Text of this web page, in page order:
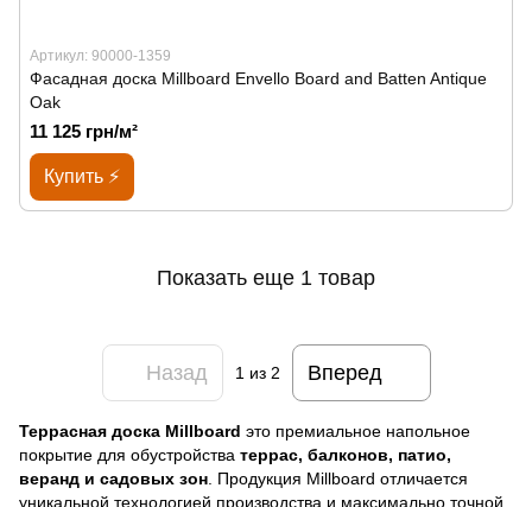
Артикул: 90000-1359
Фасадная доска Millboard Envello Board and Batten Antique
Oak
11 125 грн/м²
Купить ⚡
Показать еще 1 товар
Назад 1 из 2 Вперед
Террасная доска Millboard это премиальное напольное
покрытие для обустройства террас, балконов, патио,
веранд и садовых зон . Продукция Millboard отличается
уникальной технологией производства и максимально точной